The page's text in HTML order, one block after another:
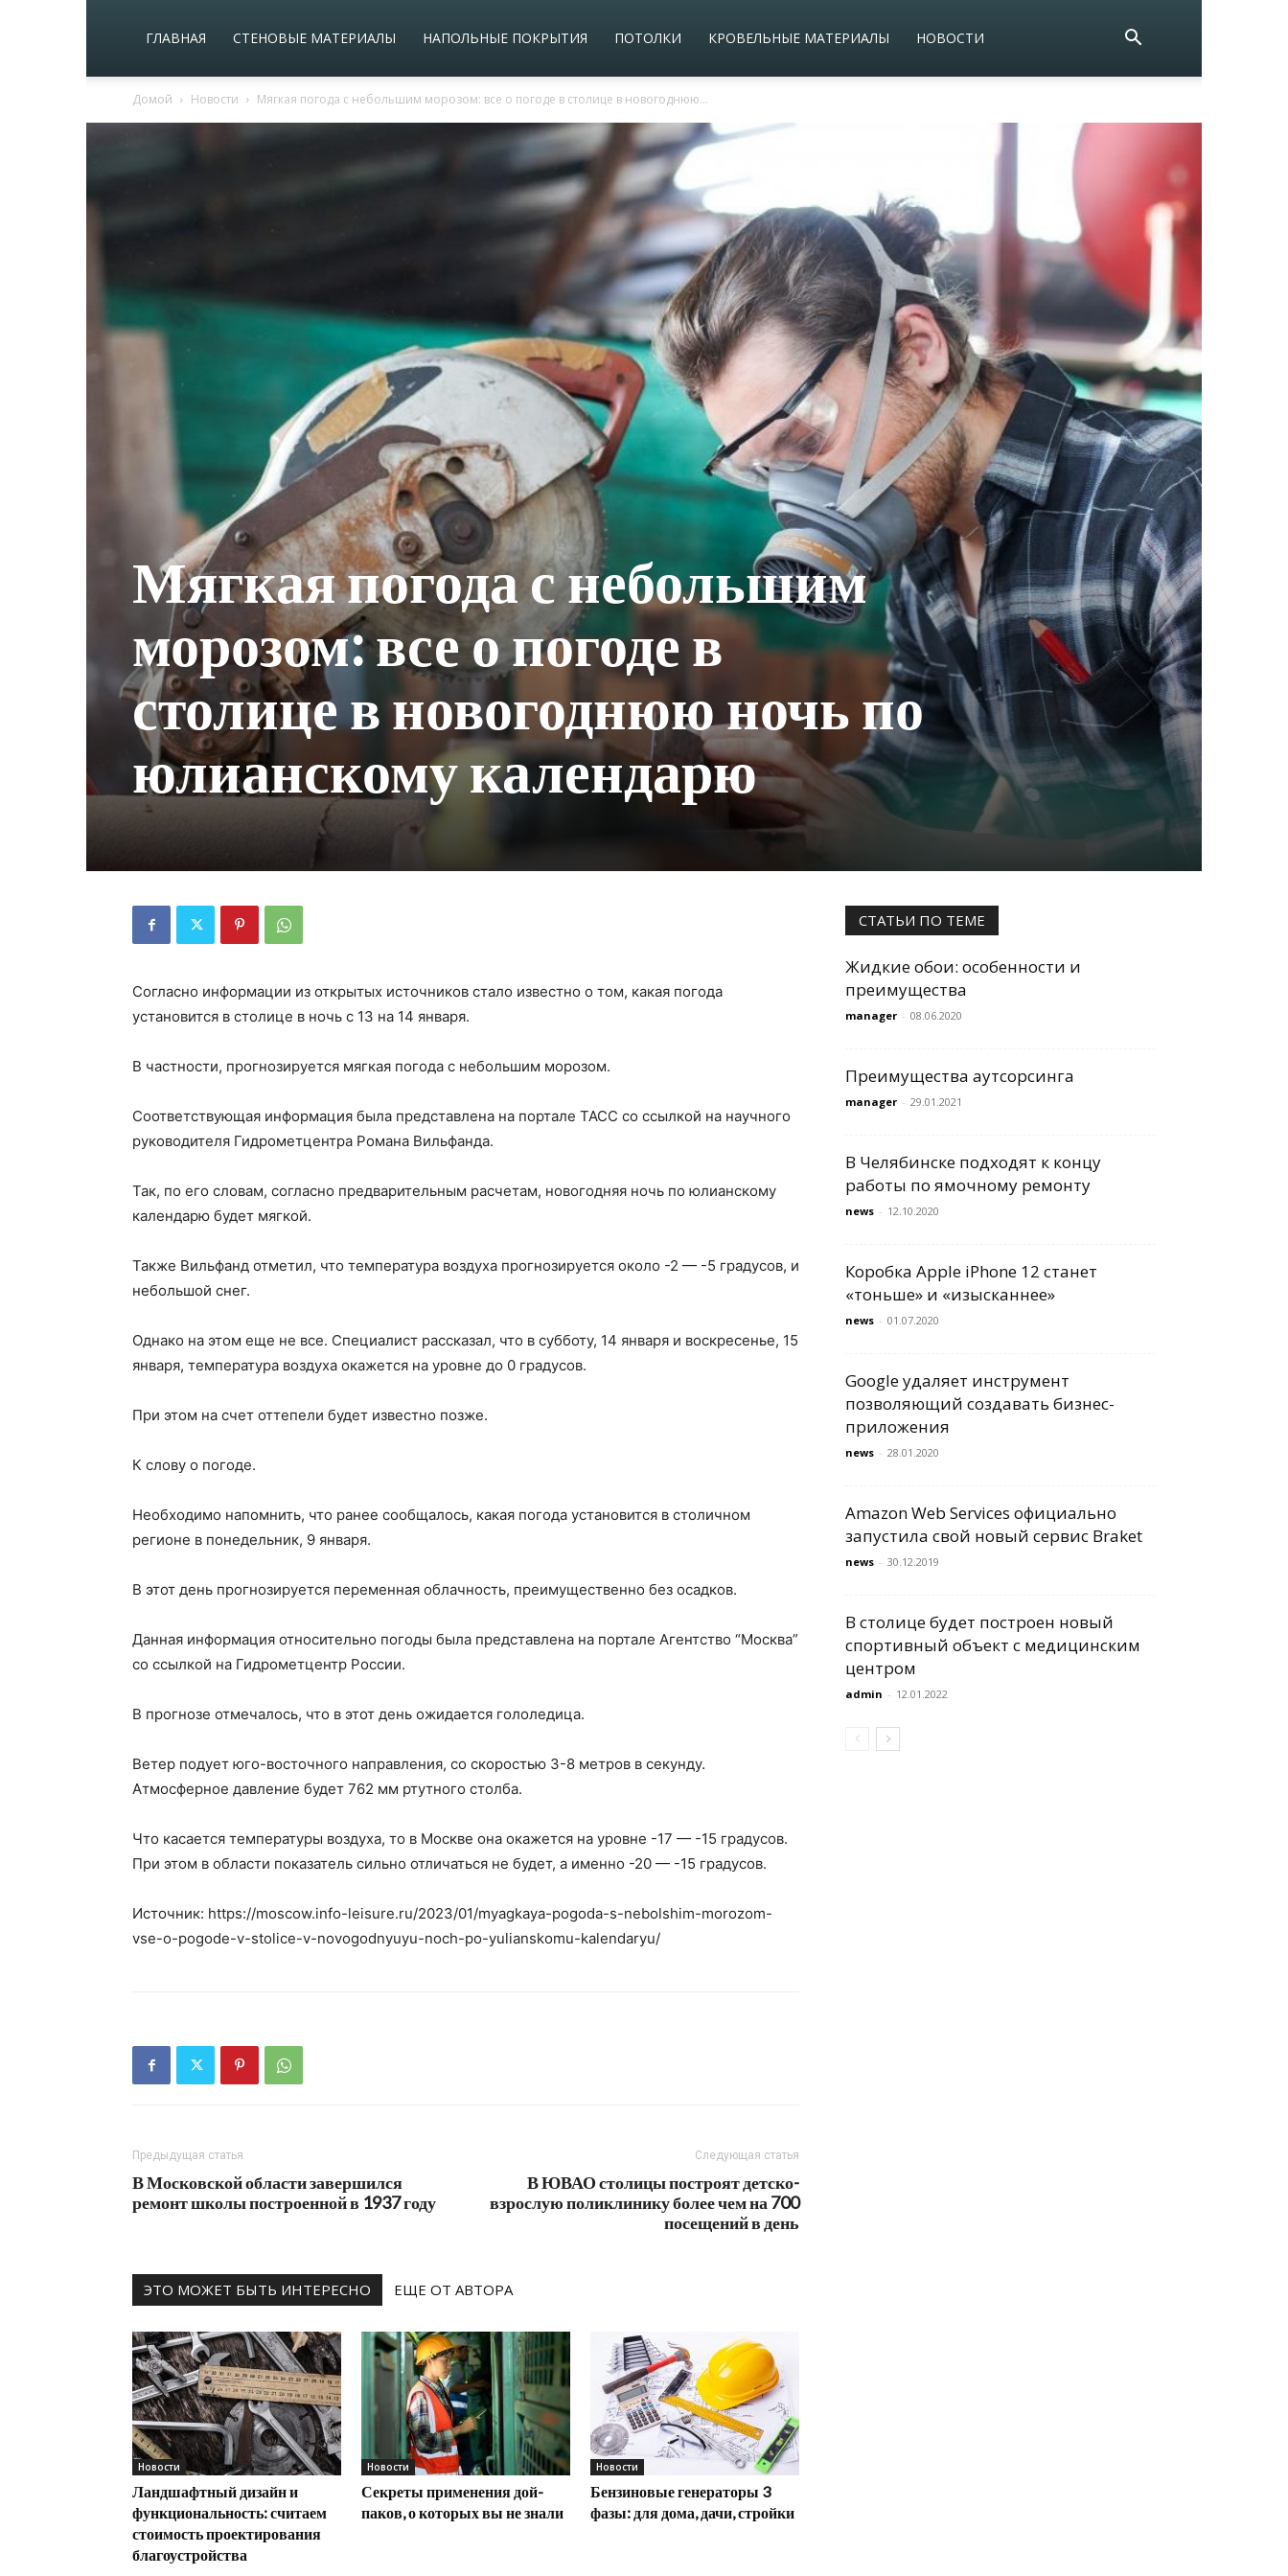
ГЛАВНАЯ СТЕНОВЫЕ МАТЕРИАЛЫ НАПОЛЬНЫЕ ПОКРЫТИЯ ПОТОЛКИ КРОВЕЛЬНЫЕ МАТЕРИАЛЫ НОВОСТИ
Домой Новости Мягкая погода с небольшим морозом: все о погоде в столице в новогоднюю...
Мягкая погода с небольшим
морозом: все о погоде в
столице в новогоднюю ночь по
юлианскому календарю
Согласно информации из открытых источников стало известно о том, какая погода
установится в столице в ночь с 13 на 14 января.
В частности, прогнозируется мягкая погода с небольшим морозом.
Соответствующая информация была представлена на портале ТАСС со ссылкой на научного
руководителя Гидрометцентра Романа Вильфанда.
Так, по его словам, согласно предварительным расчетам, новогодняя ночь по юлианскому
календарю будет мягкой.
Также Вильфанд отметил, что температура воздуха прогнозируется около -2 — -5 градусов, и
небольшой снег.
Однако на этом еще не все. Специалист рассказал, что в субботу, 14 января и воскресенье, 15
января, температура воздуха окажется на уровне до 0 градусов.
При этом на счет оттепели будет известно позже.
К слову о погоде.
Необходимо напомнить, что ранее сообщалось, какая погода установится в столичном
регионе в понедельник, 9 января.
В этот день прогнозируется переменная облачность, преимущественно без осадков.
Данная информация относительно погоды была представлена на портале Агентство “Москва”
со ссылкой на Гидрометцентр России.
В прогнозе отмечалось, что в этот день ожидается гололедица.
Ветер подует юго-восточного направления, со скоростью 3-8 метров в секунду.
Атмосферное давление будет 762 мм ртутного столба.
Что касается температуры воздуха, то в Москве она окажется на уровне -17 — -15 градусов.
При этом в области показатель сильно отличаться не будет, а именно -20 — -15 градусов.
Источник: https://moscow.info-leisure.ru/2023/01/myagkaya-pogoda-s-nebolshim-morozom-
vse-o-pogode-v-stolice-v-novogodnyuyu-noch-po-yulianskomu-kalendaryu/
Предыдущая статья
В Московской области завершился
ремонт школы построенной в 1937 году
Следующая статья
В ЮВАО столицы построят детско-
взрослую поликлинику более чем на 700
посещений в день
ЭТО МОЖЕТ БЫТЬ ИНТЕРЕСНО ЕЩЕ ОТ АВТОРА
Новости
Ландшафтный дизайн и
функциональность: считаем
стоимость проектирования
благоустройства
Новости
Секреты применения дой-
паков, о которых вы не знали
Новости
Бензиновые генераторы 3
фазы: для дома, дачи, стройки
СТАТЬИ ПО ТЕМЕ
Жидкие обои: особенности и
преимущества
manager - 08.06.2020
Преимущества аутсорсинга
manager - 29.01.2021
В Челябинске подходят к концу
работы по ямочному ремонту
news - 12.10.2020
Коробка Apple iPhone 12 станет
«тоньше» и «изысканнее»
news - 01.07.2020
Google удаляет инструмент
позволяющий создавать бизнес-
приложения
news - 28.01.2020
Amazon Web Services официально
запустила свой новый сервис Braket
news - 30.12.2019
В столице будет построен новый
спортивный объект с медицинским
центром
admin - 12.01.2022